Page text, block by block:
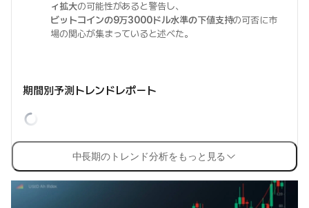
ィ拡大の可能性があると警告し、
ビットコインの9万3000ドル水準の下値支持の可否に市
場の関心が集まっていると述べた。
期間別予測トレンドレポート
中長期のトレンド分析をもっと見る